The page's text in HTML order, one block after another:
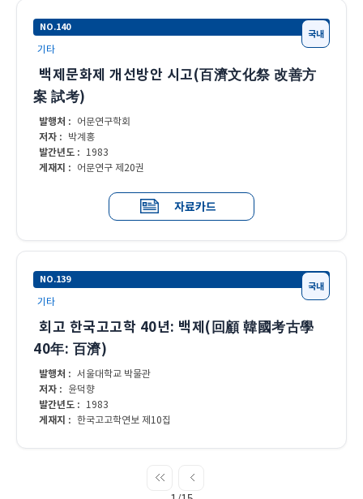
NO.140
기타
백제문화제 개선방안 시고(百濟文化祭 改善方
案 試考)
발행처 : 어문연구학회
저자 : 박계홍
발간년도 : 1983
게재지 : 어문연구 제20권
자료카드
국내
NO.139
기타
회고 한국고고학 40년: 백제(回顧 韓國考古學
40年: 百濟)
발행처 : 서울대학교 박물관
저자 : 윤덕향
발간년도 : 1983
게재지 : 한국고고학연보 제10집
국내